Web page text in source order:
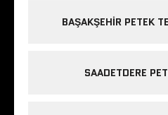
BAŞAKŞEHIR PETEK
SAADETDERE